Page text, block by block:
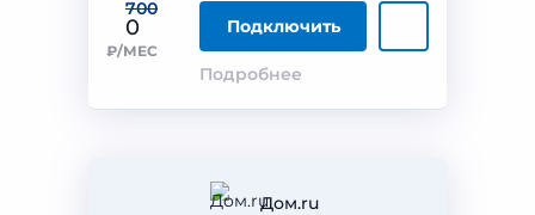
700
0
₽/МЕС
Подключить
Подробнее
Дом.ru